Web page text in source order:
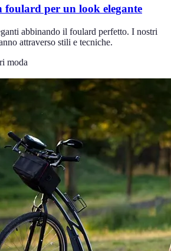
foulard per un look elegante
abbinando il foulard perfetto. I nostri
attraverso stili e tecniche.
moda